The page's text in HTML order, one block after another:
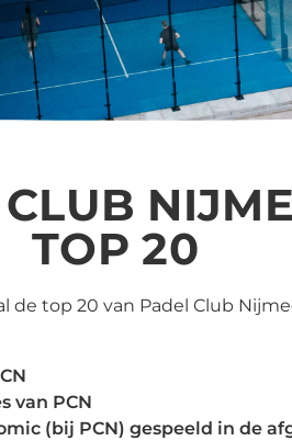
TOP 20
de top 20 van Padel Club
van PCN
(bij PCN) gespeeld in de